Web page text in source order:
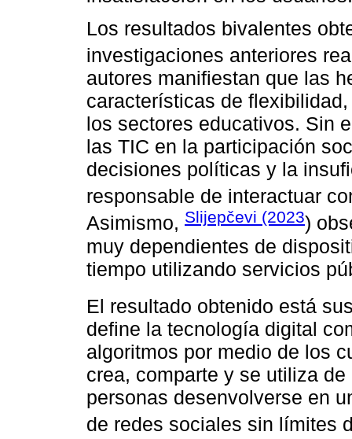
Los resultados bivalentes
investigaciones anteriores
autores manifiestan que las
características de
los sectores educativos. Sin
las TIC en la participación
decisiones políticas y la
responsable de interactuar
Asimismo, Slijepčevi (2023)
muy dependientes de
tiempo utilizando servicios
El resultado obtenido está
define la tecnología digital
algoritmos por medio de los
crea, comparte y se utiliza
personas desenvolverse en
de redes sociales sin límites